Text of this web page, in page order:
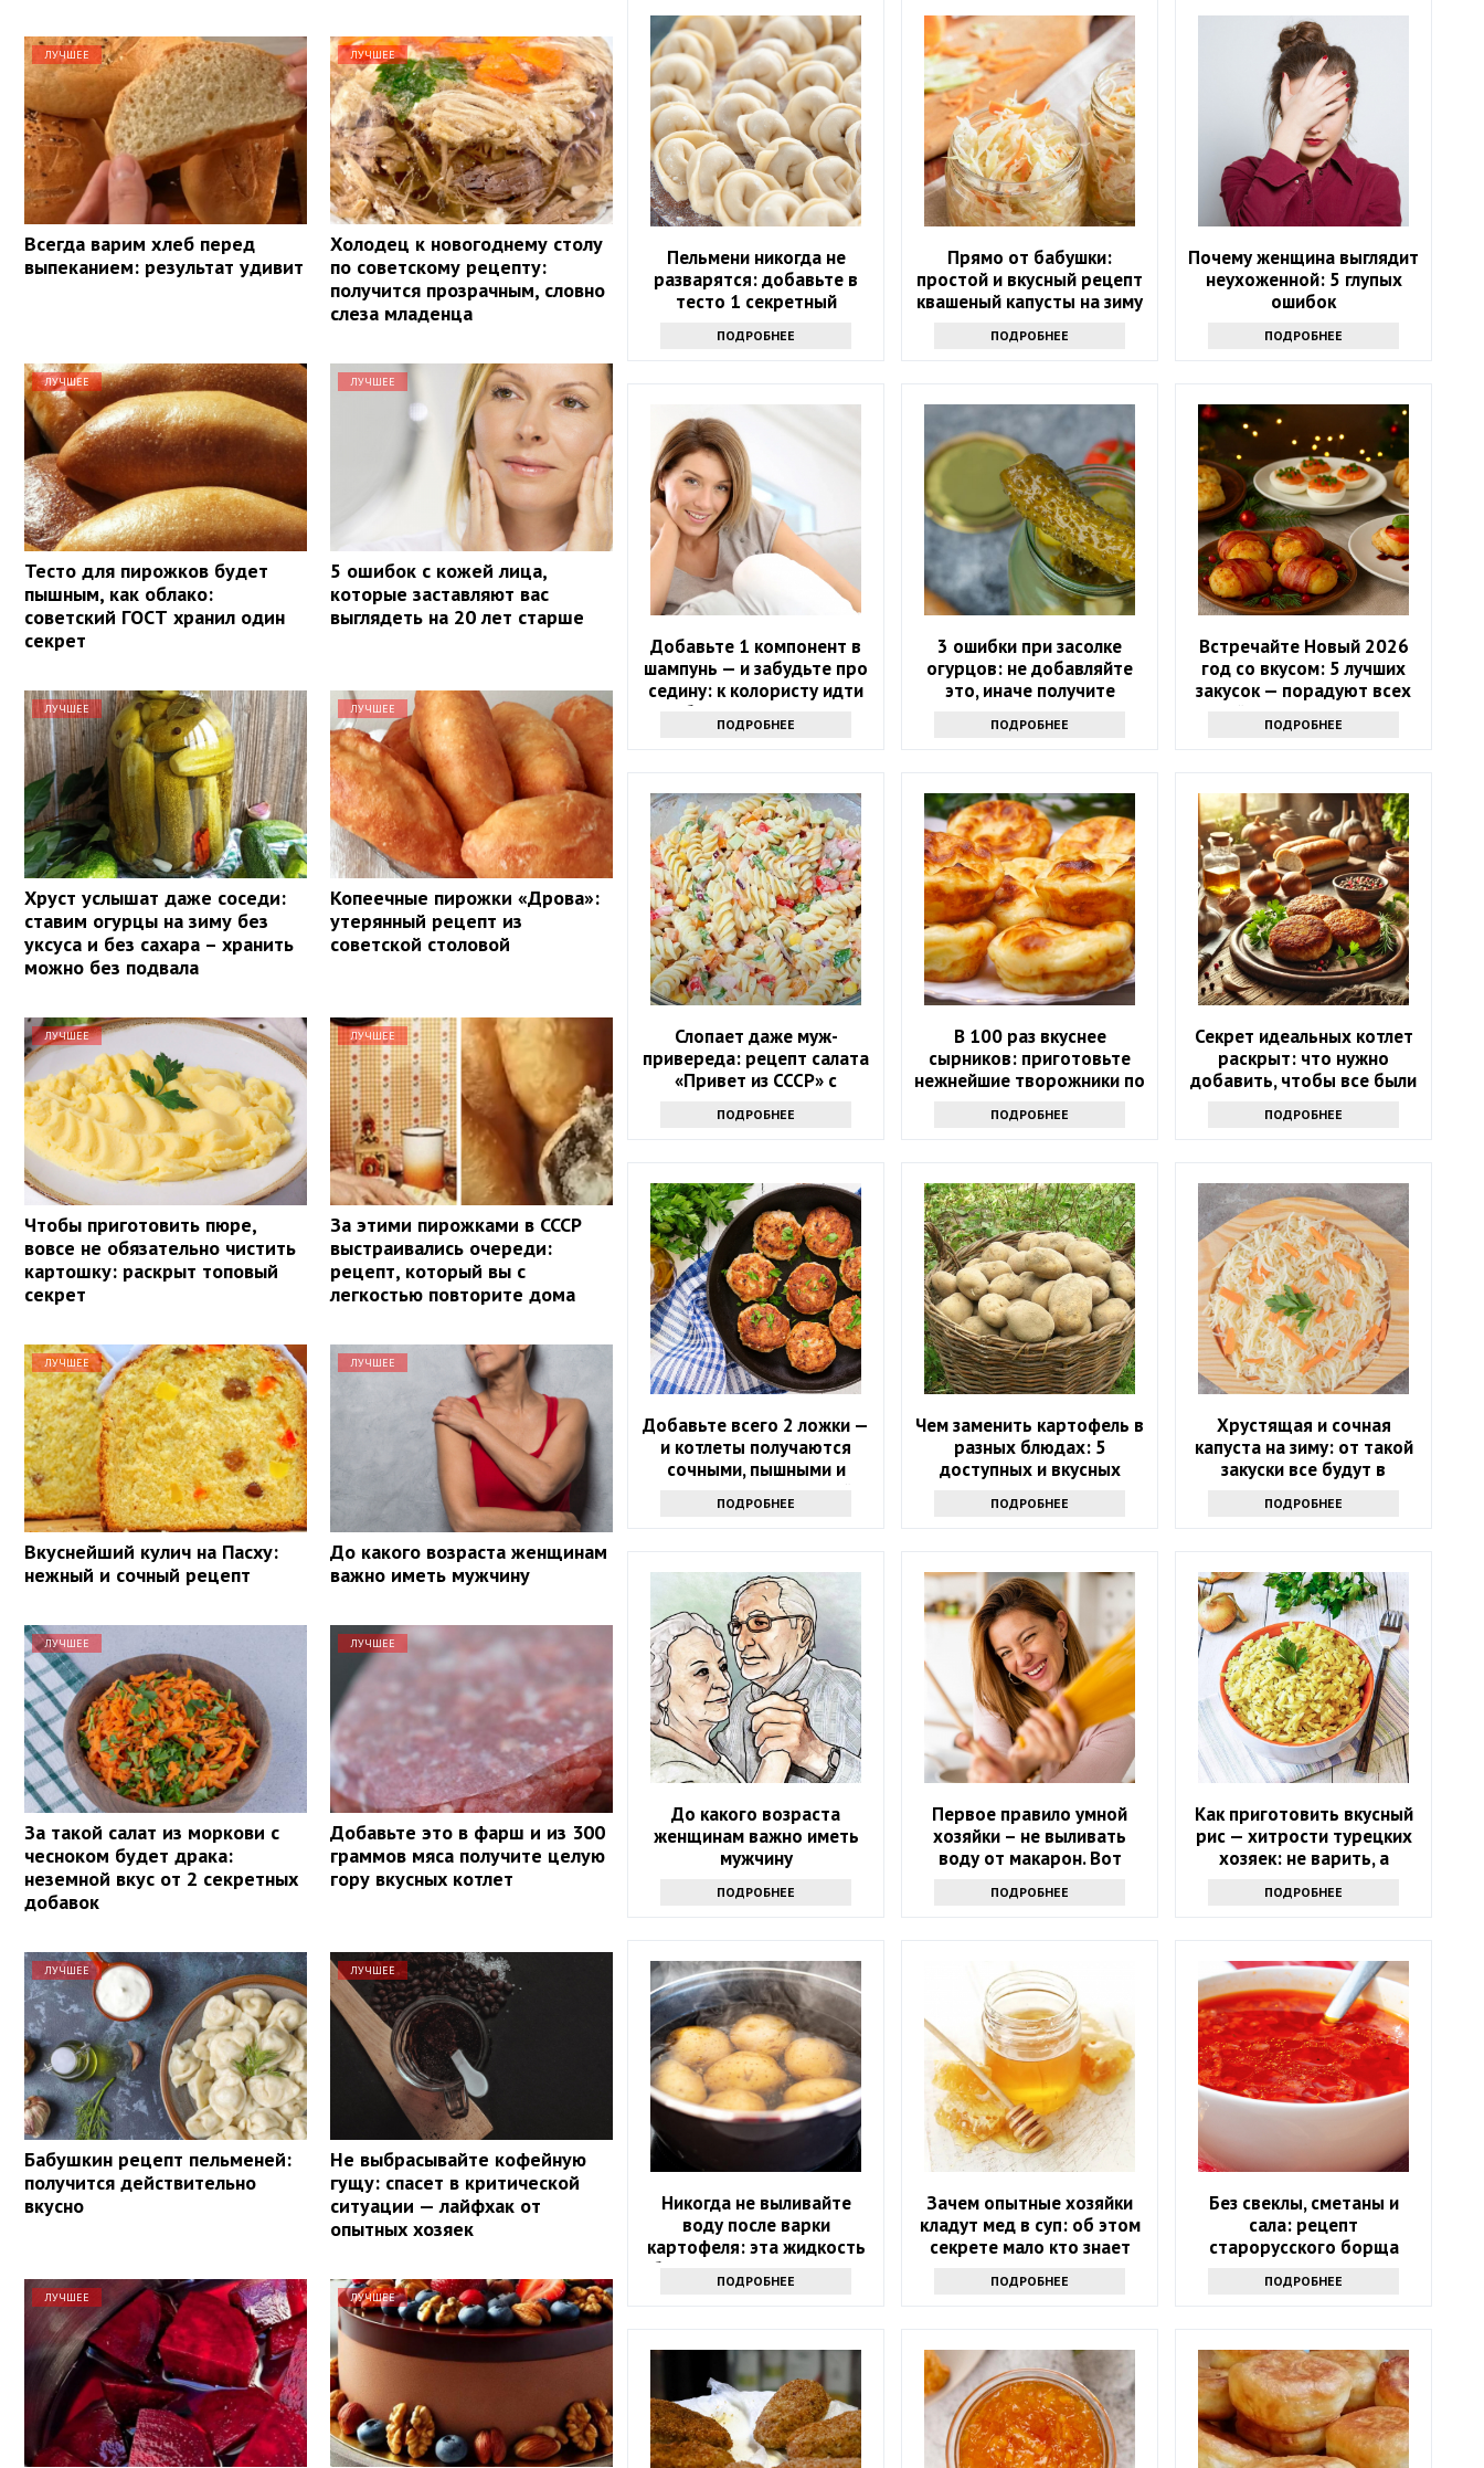
ЛУЧШЕЕ
Всегда варим хлеб перед
выпеканием: результат удивит
ЛУЧШЕЕ
Холодец к новогоднему столу
по советскому рецепту:
получится прозрачным, словно
слеза младенца
ЛУЧШЕЕ
Тесто для пирожков будет
пышным, как облако:
советский ГОСТ хранил один
секрет
ЛУЧШЕЕ
5 ошибок с кожей лица,
которые заставляют вас
выглядеть на 20 лет старше
ЛУЧШЕЕ
Хруст услышат даже соседи:
ставим огурцы на зиму без
уксуса и без сахара – хранить
можно без подвала
ЛУЧШЕЕ
Копеечные пирожки «Дрова»:
утерянный рецепт из
советской столовой
ЛУЧШЕЕ
Чтобы приготовить пюре,
вовсе не обязательно чистить
картошку: раскрыт топовый
секрет
ЛУЧШЕЕ
За этими пирожками в СССР
выстраивались очереди:
рецепт, который вы с
легкостью повторите дома
ЛУЧШЕЕ
Вкуснейший кулич на Пасху:
нежный и сочный рецепт
ЛУЧШЕЕ
До какого возраста женщинам
важно иметь мужчину
ЛУЧШЕЕ
За такой салат из моркови с
чесноком будет драка:
неземной вкус от 2 секретных
добавок
ЛУЧШЕЕ
Добавьте это в фарш и из 300
граммов мяса получите целую
гору вкусных котлет
ЛУЧШЕЕ
Бабушкин рецепт пельменей:
получится действительно
вкусно
ЛУЧШЕЕ
Не выбрасывайте кофейную
гущу: спасет в критической
ситуации — лайфхак от
опытных хозяек
ЛУЧШЕЕ ЛУЧШЕЕ
Пельмени никогда не
разварятся: добавьте в
тесто 1 секретный
тонкие
ПОДРОБНЕЕ
Прямо от бабушки:
простой и вкусный рецепт
квашеный капусты на зиму
ПОДРОБНЕЕ
Почему женщина выглядит
неухоженной: 5 глупых
ошибок
ПОДРОБНЕЕ
Добавьте 1 компонент в
шампунь — и забудьте про
седину: к колористу идти
больше не нужно
ПОДРОБНЕЕ
3 ошибки при засолке
огурцов: не добавляйте
это, иначе получите
закуску
ПОДРОБНЕЕ
Встречайте Новый 2026
год со вкусом: 5 лучших
закусок — порадуют всех
гостей и Огненную Лошадь
ПОДРОБНЕЕ
Слопает даже муж-
привереда: рецепт салата
«Привет из СССР» с
колбасой
ПОДРОБНЕЕ
В 100 раз вкуснее
сырников: приготовьте
нежнейшие творожники по
ПОДРОБНЕЕ
Секрет идеальных котлет
раскрыт: что нужно
добавить, чтобы все были
ПОДРОБНЕЕ
Добавьте всего 2 ложки —
и котлеты получаются
сочными, пышными и
вкусными: кулинарный
секрет
ПОДРОБНЕЕ
Чем заменить картофель в
разных блюдах: 5
доступных и вкусных
ПОДРОБНЕЕ
Хрустящая и сочная
капуста на зиму: от такой
закуски все будут в
ПОДРОБНЕЕ
До какого возраста
женщинам важно иметь
мужчину
ПОДРОБНЕЕ
Первое правило умной
хозяйки – не выливать
воду от макарон. Вот
ПОДРОБНЕЕ
Как приготовить вкусный
рис — хитрости турецких
хозяек: не варить, а
ПОДРОБНЕЕ
Никогда не выливайте
воду после варки
картофеля: эта жидкость
буквально на вес золота
ПОДРОБНЕЕ
Зачем опытные хозяйки
кладут мед в суп: об этом
секрете мало кто знает
ПОДРОБНЕЕ
Без свеклы, сметаны и
сала: рецепт
старорусского борща
равнодушным
ПОДРОБНЕЕ